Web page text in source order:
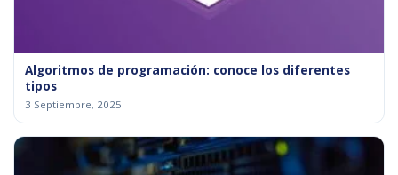
Algoritmos de programación: conoce los diferentes
tipos
3 Septiembre, 2025